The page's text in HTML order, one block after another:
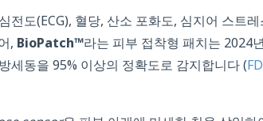
도(ECG), 혈당, 산소 포화도, 심지어 스트
, BioPatch™라는 피부 접착형 패치는 2024
세동을 95% 이상의 정확도로 감지합니다 (